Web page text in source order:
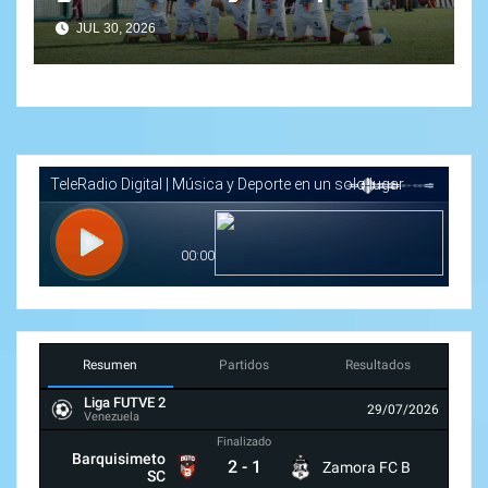
Lara pierde en la carretera
JUL 30, 2026
Resumen Partidos Resultados
Liga FUTVE 2
Venezuela 29/07/2026
Barquisimeto
SC
Finalizado
2 - 1 Zamora FC B